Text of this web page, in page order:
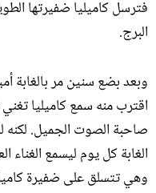
فترسل كاميليا ضفيرتها
البرج.
وبعد بضع سنين مر بالغابة
اقترب منه سمع كاميليا
صاحبة الصوت الجميل. لكنه
الغابة كل يوم ليسمع الغناء
وهي تتسلق على ضفيرة